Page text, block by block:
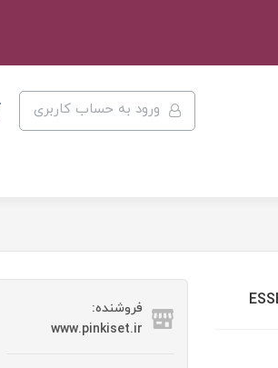
ورود به حساب کاربری
فروشنده:
www.pinkiset.ir